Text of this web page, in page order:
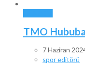
TMO
7 Haziran
spor editörü